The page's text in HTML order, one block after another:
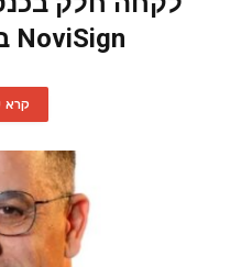
NoviSign בטוקיו, יפן
קרא